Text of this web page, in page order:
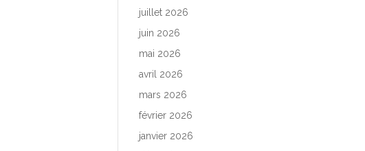
juillet 2026
juin 2026
mai 2026
avril 2026
mars 2026
février 2026
janvier 2026